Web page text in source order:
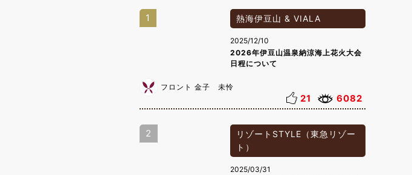
1 熱海伊豆山 & VIALA
2025/12/10
2026年伊豆山温泉納涼海上花火大会
日程について
フロント 金子 未怜
21 6082
2
リゾートSTYLE（東急リゾー
ト）
2025/03/31